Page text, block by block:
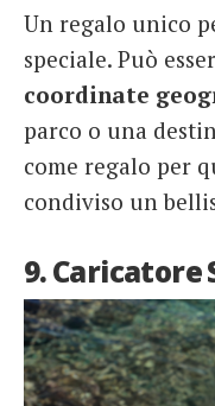
Un regalo unico
speciale. Può
coordinate
parco o una
come regalo per
condiviso un
9.